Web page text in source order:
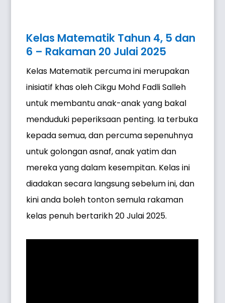
Kelas Matematik Tahun 4, 5 dan
6 – Rakaman 20 Julai 2025
Kelas Matematik percuma ini merupakan
inisiatif khas oleh Cikgu Mohd Fadli Salleh
untuk membantu anak-anak yang bakal
menduduki peperiksaan penting. Ia terbuka
kepada semua, dan percuma sepenuhnya
untuk golongan asnaf, anak yatim dan
mereka yang dalam kesempitan. Kelas ini
diadakan secara langsung sebelum ini, dan
kini anda boleh tonton semula rakaman
kelas penuh bertarikh 20 Julai 2025.